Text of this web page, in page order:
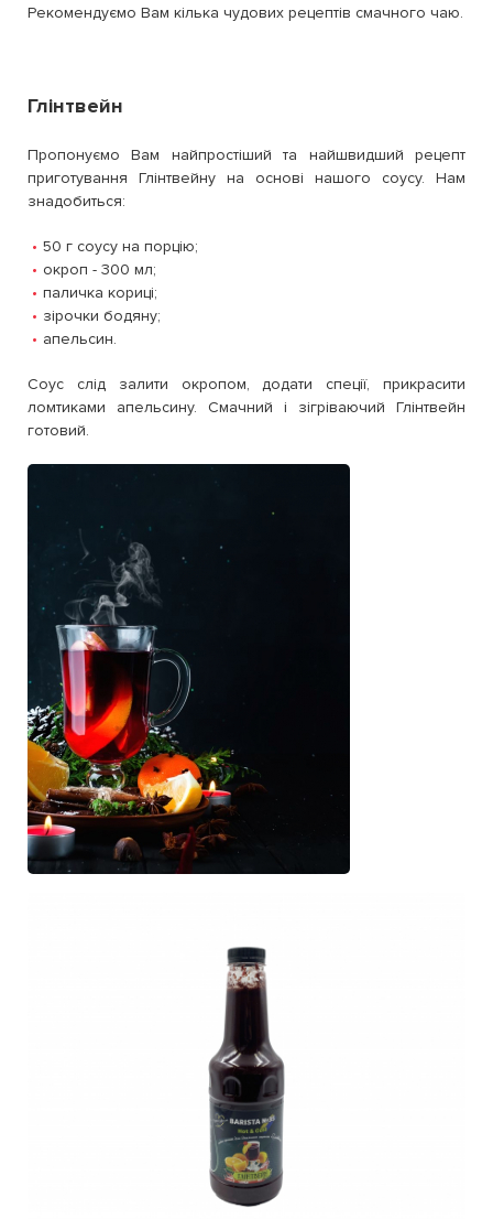
Рекомендуємо Вам кілька чудових рецептів смачного чаю.
Глінтвейн
Пропонуємо Вам найпростіший та найшвидший рецепт
приготування Глінтвейну на основі нашого соусу. Нам
знадобиться:
50 г соусу на порцію;
окроп - 300 мл;
паличка кориці;
зірочки бодяну;
апельсин.
Соус слід залити окропом, додати спеції, прикрасити
ломтиками апельсину. Смачний і зігріваючий Глінтвейн
готовий.